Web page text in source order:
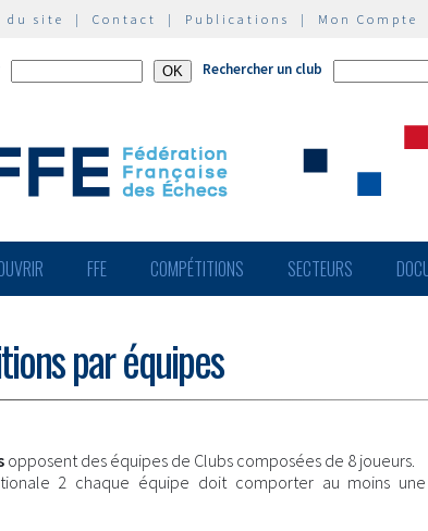
du site | Contact | Publications | Mon Compte
Rechercher un club
FFE COMPÉTITIONS SECTEURS
par équipes
opposent des équipes de Clubs composées de 8 joueurs.
2 chaque équipe doit comporter au moins